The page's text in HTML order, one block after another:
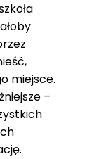
miejsce.
–